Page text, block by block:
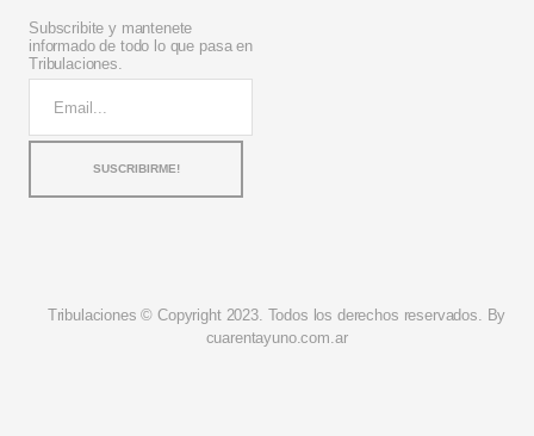
Subscribite y mantenete
informado de todo lo que pasa en
Tribulaciones.
Tribulaciones © Copyright 2023. Todos los derechos reservados. By
cuarentayuno.com.ar